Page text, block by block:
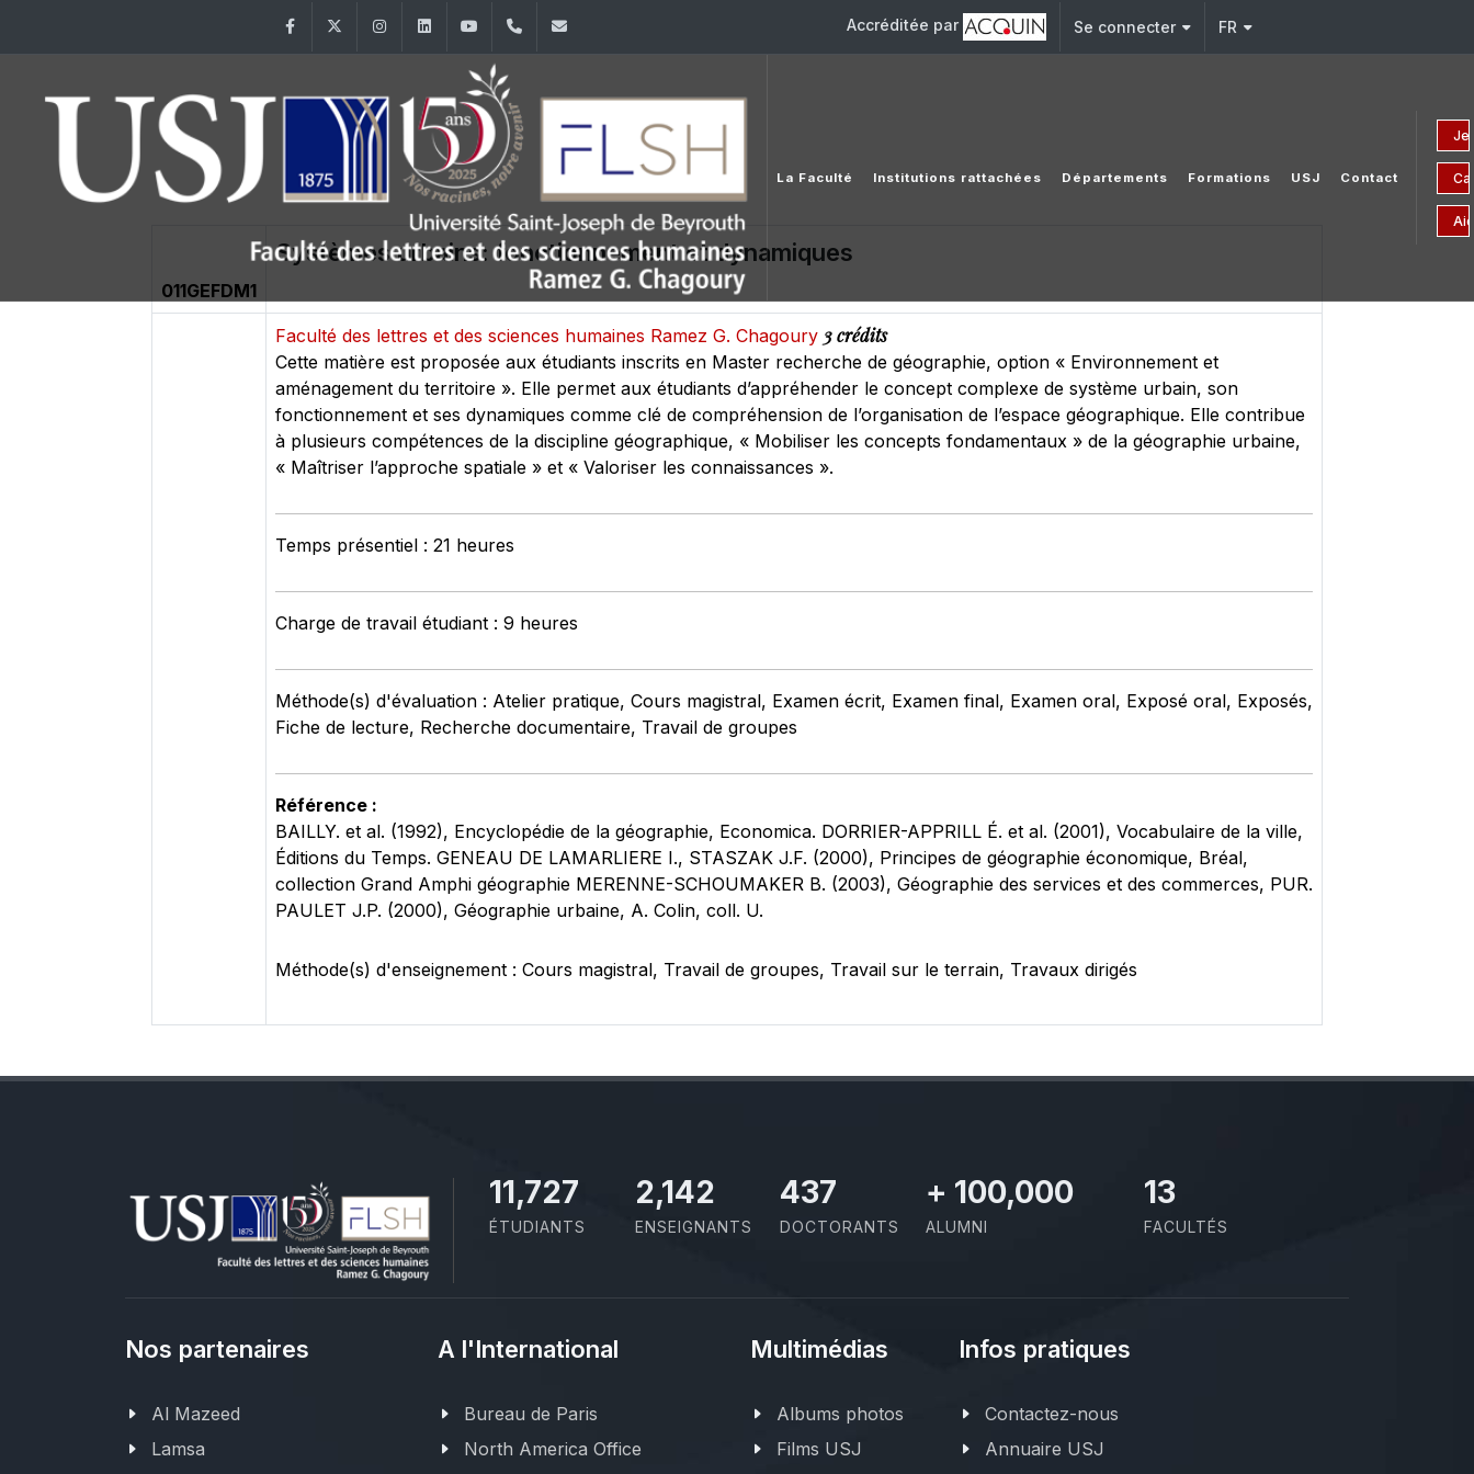
FacebookTwitter InstagramLinkedInYouTube+961 (1) 421 000 Accréditée par Se connecter FR
Je
La Faculté Institutions rattachées Départements Formations USJ Contact
011GEFDM1
Systèmes urbains: fonctionnement et dynamiques
Faculté des lettres et des sciences humaines Ramez G. Chagoury 3 crédits
Cette matière est proposée aux étudiants inscrits en Master recherche de géographie, option « Environnement et
aménagement du territoire ». Elle permet aux étudiants d’appréhender le concept complexe de système urbain, son
fonctionnement et ses dynamiques comme clé de compréhension de l’organisation de l’espace géographique. Elle contribue
à plusieurs compétences de la discipline géographique, « Mobiliser les concepts fondamentaux » de la géographie urbaine,
« Maîtriser l’approche spatiale » et « Valoriser les connaissances ».
Temps présentiel : 21 heures
Charge de travail étudiant : 9 heures
Méthode(s) d'évaluation : Atelier pratique, Cours magistral, Examen écrit, Examen final, Examen oral, Exposé oral, Exposés,
Fiche de lecture, Recherche documentaire, Travail de groupes
Référence :
BAILLY. et al. (1992), Encyclopédie de la géographie, Economica. DORRIER-APPRILL É. et al. (2001), Vocabulaire de la ville,
Éditions du Temps. GENEAU DE LAMARLIERE I., STASZAK J.F. (2000), Principes de géographie économique, Bréal,
collection Grand Amphi géographie MERENNE-SCHOUMAKER B. (2003), Géographie des services et des commerces, PUR.
PAULET J.P. (2000), Géographie urbaine, A. Colin, coll. U.
Méthode(s) d'enseignement : Cours magistral, Travail de groupes, Travail sur le terrain, Travaux dirigés
11,727
ÉTUDIANTS
2,142
ENSEIGNANTS
437
DOCTORANTS
+ 100,000
ALUMNI
13
FACULTÉS
Nos partenaires
Al Mazeed
Lamsa
A l'International
Bureau de Paris
North America Office
Multimédias
Albums photos
Films USJ
Infos pratiques
Contactez-nous
Annuaire USJ